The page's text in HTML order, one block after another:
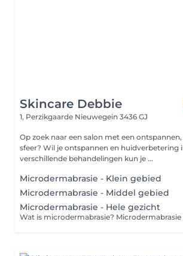
Skincare Debbie
1, Perzikgaarde Nieuwegein 3436 GJ
Op zoek naar een salon met een
sfeer? Wil je ontspannen en huidverbetering in één? Voor
verschillende behandelingen kun je ...
Microdermabrasie - Klein gebied
Microdermabrasie - Middel gebied
Microdermabrasie - Hele gezicht